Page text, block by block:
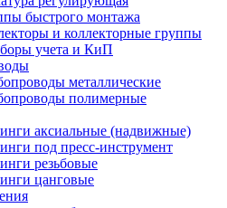
быстрого монтажа
и коллекторные группы
учета и КиП
металлические
полимерные
аксиальные (надвижные)
под пресс-инструмент
резьбовые
цанговые